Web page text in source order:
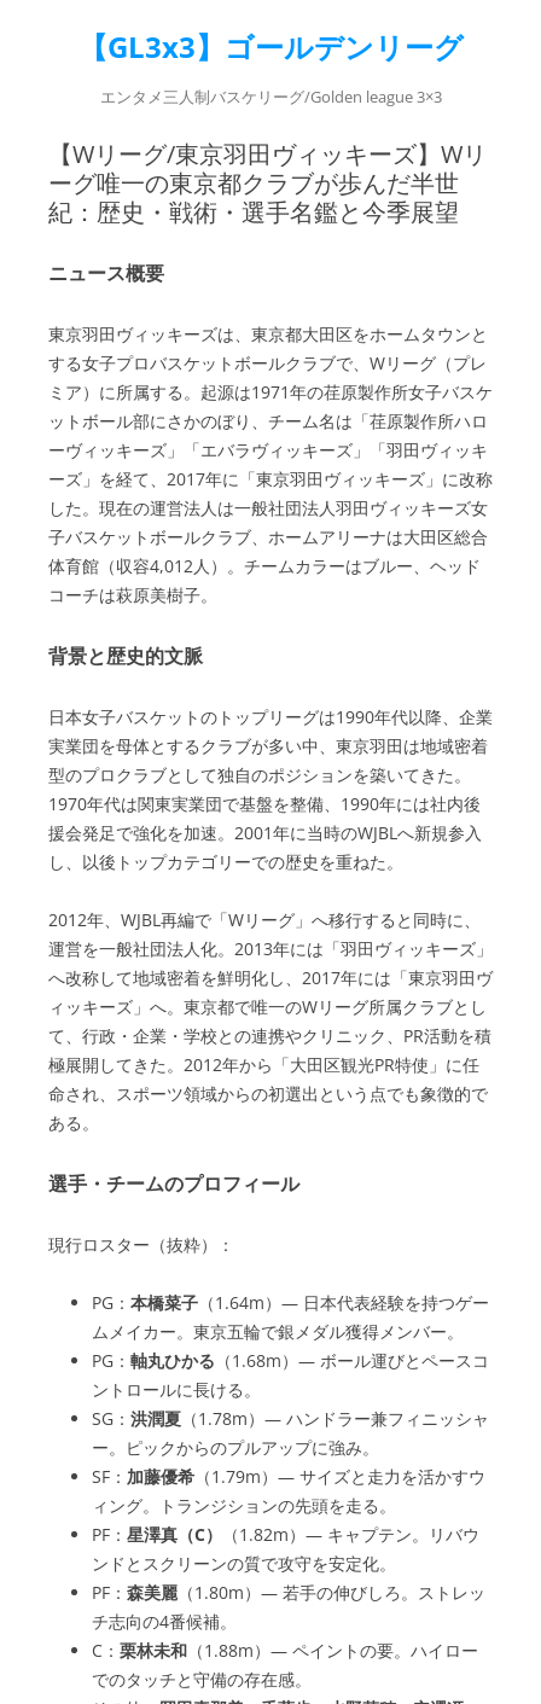
【GL3x3】ゴールデンリーグ
エンタメ三人制バスケリーグ/Golden league 3×3
【Wリーグ/東京羽田ヴィッキーズ】Wリ
ーグ唯一の東京都クラブが歩んだ半世
紀：歴史・戦術・選手名鑑と今季展望
ニュース概要
東京羽田ヴィッキーズは、東京都大田区をホームタウンと
する女子プロバスケットボールクラブで、Wリーグ（プレ
ミア）に所属する。起源は1971年の荏原製作所女子バスケ
ットボール部にさかのぼり、チーム名は「荏原製作所ハロ
ーヴィッキーズ」「エバラヴィッキーズ」「羽田ヴィッキ
ーズ」を経て、2017年に「東京羽田ヴィッキーズ」に改称
した。現在の運営法人は一般社団法人羽田ヴィッキーズ女
子バスケットボールクラブ、ホームアリーナは大田区総合
体育館（収容4,012人）。チームカラーはブルー、ヘッド
コーチは萩原美樹子。
背景と歴史的文脈
日本女子バスケットのトップリーグは1990年代以降、企業
実業団を母体とするクラブが多い中、東京羽田は地域密着
型のプロクラブとして独自のポジションを築いてきた。
1970年代は関東実業団で基盤を整備、1990年には社内後
援会発足で強化を加速。2001年に当時のWJBLへ新規参入
し、以後トップカテゴリーでの歴史を重ねた。
2012年、WJBL再編で「Wリーグ」へ移行すると同時に、
運営を一般社団法人化。2013年には「羽田ヴィッキーズ」
へ改称して地域密着を鮮明化し、2017年には「東京羽田ヴ
ィッキーズ」へ。東京都で唯一のWリーグ所属クラブとし
て、行政・企業・学校との連携やクリニック、PR活動を積
極展開してきた。2012年から「大田区観光PR特使」に任
命され、スポーツ領域からの初選出という点でも象徴的で
ある。
選手・チームのプロフィール
現行ロスター（抜粋）：
PG： 本橋菜子 （1.64m）— 日本代表経験を持つゲー
ムメイカー。東京五輪で銀メダル獲得メンバー。
PG： 軸丸ひかる （1.68m）— ボール運びとペースコ
ントロールに長ける。
SG： 洪潤夏 （1.78m）— ハンドラー兼フィニッシャ
ー。ピックからのプルアップに強み。
SF： 加藤優希 （1.79m）— サイズと走力を活かすウ
ィング。トランジションの先頭を走る。
PF： 星澤真（C）
（1.82m）— キャプテン。リバウ
ンドとスクリーンの質で攻守を安定化。
PF： 森美麗 （1.80m）— 若手の伸びしろ。ストレッ
チ志向の4番候補。
C： 栗林未和 （1.88m）— ペイントの要。ハイロー
でのタッチと守備の存在感。